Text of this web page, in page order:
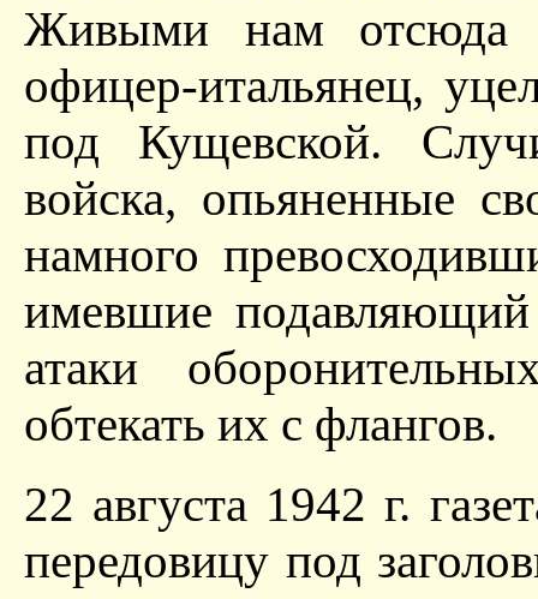
Живыми нам отсюда
офицер-итальянец,
под Кущевской.
войска, опьяненные
намного
имевшие подавляющий
атаки
обтекать их с флангов.
22 августа 1942 г.
передовицу под